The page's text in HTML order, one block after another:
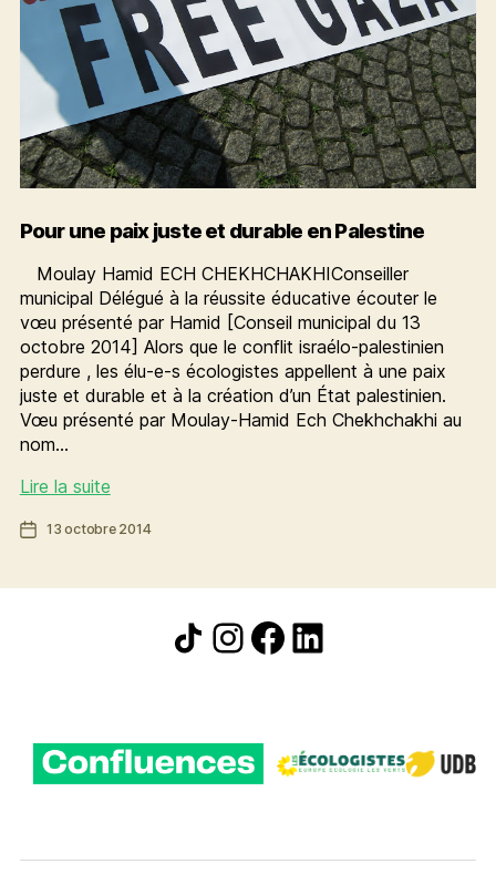
Pour une paix juste et durable en Palestine
Moulay Hamid ECH CHEKHCHAKHIConseiller
municipal Délégué à la réussite éducative écouter le
vœu présenté par Hamid [Conseil municipal du 13
octobre 2014] Alors que le conflit israélo-palestinien
perdure , les élu-e-s écologistes appellent à une paix
juste et durable et à la création d’un État palestinien.
Vœu présenté par Moulay-Hamid Ech Chekhchakhi au
nom…
Lire la suitePour
paix
et
Palestine
Date13 octobre 2014
Icône de partage
Instagram
Facebook
LinkedIn